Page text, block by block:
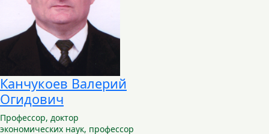
Канчукоев Валерий
Огидович
Профессор, доктор
экономических наук, профессор